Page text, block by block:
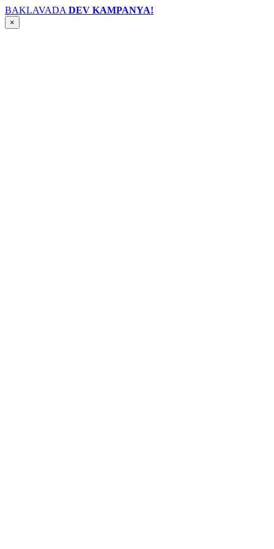
BAKLAVADA DEV KAMPANYA!
×